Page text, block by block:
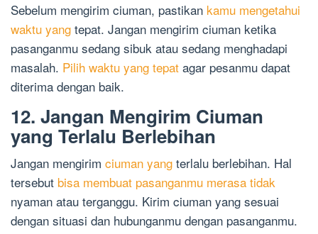
Sebelum mengirim ciuman, pastikan kamu mengetahui
waktu yang tepat. Jangan mengirim ciuman ketika
pasanganmu sedang sibuk atau sedang menghadapi
masalah. Pilih waktu yang tepat agar pesanmu dapat
diterima dengan baik.
12. Jangan Mengirim Ciuman
yang Terlalu Berlebihan
Jangan mengirim ciuman yang terlalu berlebihan. Hal
tersebut bisa membuat pasanganmu merasa tidak
nyaman atau terganggu. Kirim ciuman yang sesuai
dengan situasi dan hubunganmu dengan pasanganmu.